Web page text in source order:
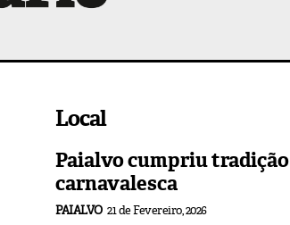
Local
Paialvo cumpriu tradição
carnavalesca
PAIALVO 21 de Fevereiro, 2026